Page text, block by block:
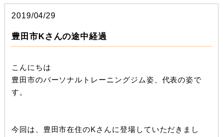
2019/04/29
豊田市Kさんの途中経過
こんにちは
豊田市のパーソナルトレーニングジム姿、代表の姿で
す。
今回は、豊田市在住のKさんに登場していただきまし